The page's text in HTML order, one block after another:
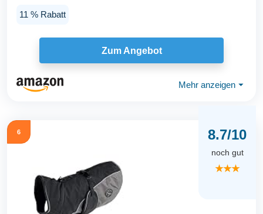
11 % Rabatt
Zum Angebot
Mehr anzeigen ⏷
6 8.7/10
noch gut
★★★